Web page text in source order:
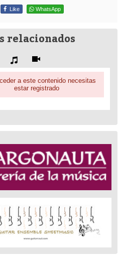
Like WhatsApp
relacionados
a este contenido necesitas
estar registrado